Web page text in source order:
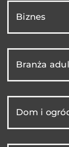
Biznes
Branża
Dom i